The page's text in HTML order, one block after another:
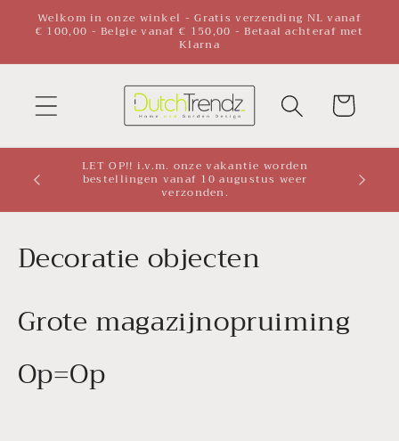
naar de
Welkom in onze winkel - Gratis verzending NL vanaf
€ 100,00 - Belgie vanaf € 150,00 - Betaal achteraf met
Klarna
Winkelwagen
LET OP!! i.v.m. onze vakantie worden
bestellingen vanaf 10 augustus weer
verzonden.
C
l
l
e
Decoratie objecten
Grote magazijnopruiming
Op=Op